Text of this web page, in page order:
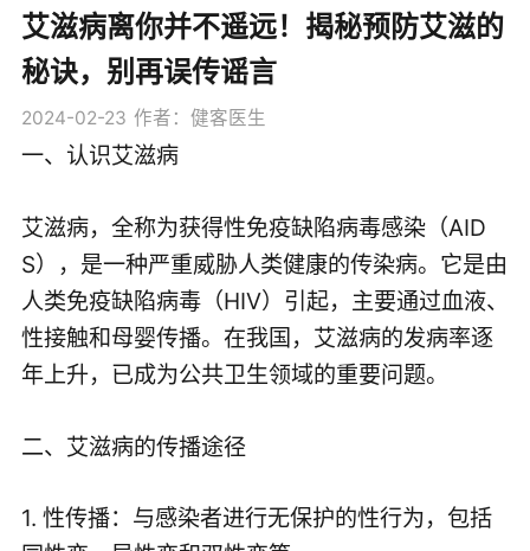
艾滋病离你并不遥远！揭秘预防艾滋的
秘诀，别再误传谣言
2024-02-23 作者：健客医生
一、认识艾滋病
艾滋病，全称为获得性免疫缺陷病毒感染（AID
S），是一种严重威胁人类健康的传染病。它是由
人类免疫缺陷病毒（HIV）引起，主要通过血液、
性接触和母婴传播。在我国，艾滋病的发病率逐
年上升，已成为公共卫生领域的重要问题。
二、艾滋病的传播途径
1. 性传播：与感染者进行无保护的性行为，包括